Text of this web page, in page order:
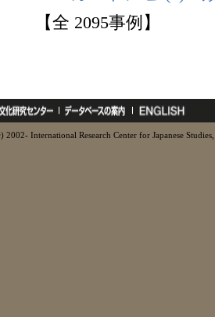
【全 2095事例】
2002- International Research Center for Japanese